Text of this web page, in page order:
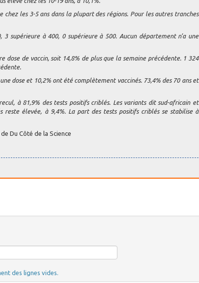
les 3-5 ans dans la plupart des régions. Pour les autres tranches
supérieure à 400, 0 supérieure à 500. Aucun département n’a une
dose de vaccin, soit 14,8% de plus que la semaine précédente. 1 324
dose et 10,2% ont été complètement vaccinés. 73,4% des 70 ans et
à 81,9% des tests positifs criblés. Les variants dit sud-africain et
reste élevée, à 9,4%. La part des tests positifs criblés se stabilise à
Du Côté de la Science
des lignes vides.